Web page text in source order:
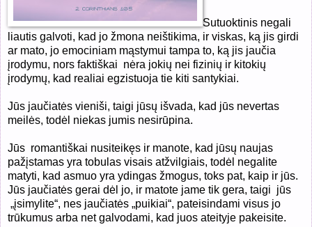
Sutuoktinis negali
liautis galvoti, kad jo žmona neištikima, ir viskas, ką jis girdi
ar mato, jo emociniam mąstymui tampa to, ką jis jaučia
įrodymu, nors faktiškai nėra jokių nei fizinių ir kitokių
įrodymų, kad realiai egzistuoja tie kiti santykiai.
Jūs jaučiatės vieniši, taigi jūsų išvada, kad jūs nevertas
meilės, todėl niekas jumis nesirūpina.
Jūs romantiškai nusiteikęs ir manote, kad jūsų naujas
pažįstamas yra tobulas visais atžvilgiais, todėl negalite
matyti, kad asmuo yra ydingas žmogus, toks pat, kaip ir jūs.
Jūs jaučiatės gerai dėl jo, ir matote jame tik gera, taigi jūs
„įsimylite“, nes jaučiatės „puikiai“, pateisindami visus jo
trūkumus arba net galvodami, kad juos ateityje pakeisite.